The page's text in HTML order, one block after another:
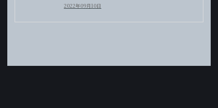
2022年09月10日